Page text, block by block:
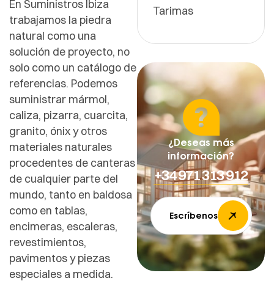
En Suministros Ibiza
trabajamos la piedra
natural como una
solución de proyecto, no
solo como un catálogo de
referencias. Podemos
suministrar mármol,
caliza, pizarra, cuarcita,
granito, ónix y otros
materiales naturales
procedentes de canteras
de cualquier parte del
mundo, tanto en baldosa
como en tablas,
encimeras, escaleras,
revestimientos,
pavimentos y piezas
especiales a medida.
Tarimas
¿Deseas más
información?
+34 971 313 912
Escríbenos